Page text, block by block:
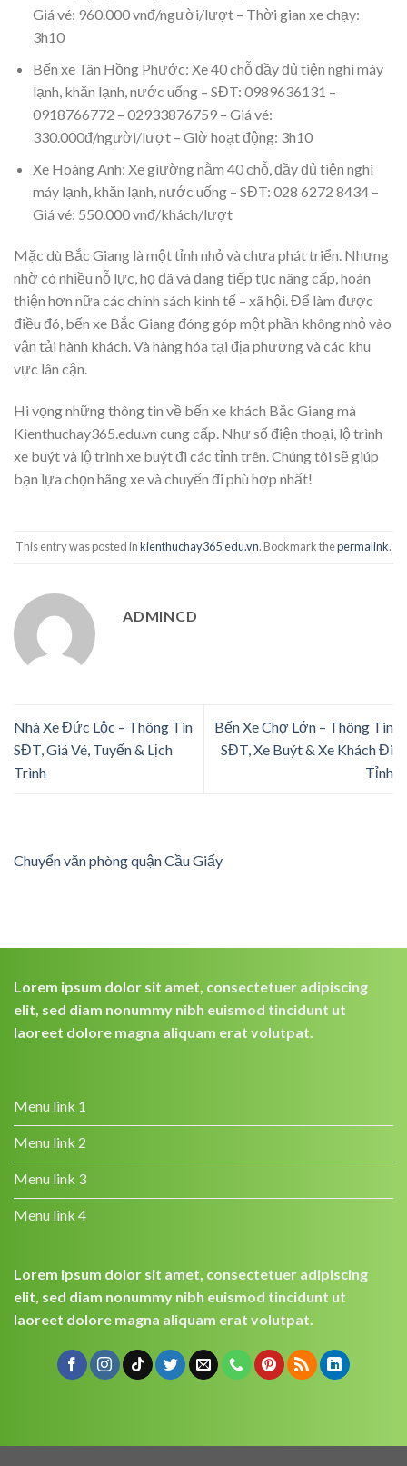
Giá vé: 960.000 vnđ/người/lượt – Thời gian xe chạy:
3h10
Bến xe Tân Hồng Phước: Xe 40 chỗ đầy đủ tiện nghi máy
lạnh, khăn lạnh, nước uống – SĐT: 0989636131 –
0918766772 – 02933876759 – Giá vé:
330.000đ/người/lượt – Giờ hoạt động: 3h10
Xe Hoàng Anh: Xe giường nằm 40 chỗ, đầy đủ tiện nghi
máy lạnh, khăn lạnh, nước uống – SĐT: 028 6272 8434 –
Giá vé: 550.000 vnđ/khách/lượt
Mặc dù Bắc Giang là một tỉnh nhỏ và chưa phát triển. Nhưng
nhờ có nhiều nỗ lực, họ đã và đang tiếp tục nâng cấp, hoàn
thiện hơn nữa các chính sách kinh tế – xã hội. Để làm được
điều đó, bến xe Bắc Giang đóng góp một phần không nhỏ vào
vận tải hành khách. Và hàng hóa tại địa phương và các khu
vực lân cận.
Hi vọng những thông tin về bến xe khách Bắc Giang mà
Kienthuchay365.edu.vn cung cấp. Như số điện thoại, lộ trình
xe buýt và lộ trình xe buýt đi các tỉnh trên. Chúng tôi sẽ giúp
bạn lựa chọn hãng xe và chuyến đi phù hợp nhất!
This entry was posted inkienthuchay365.edu.vn. Bookmark thepermalink.
ADMINCD
Nhà Xe Đức Lộc – Thông Tin
SĐT, Giá Vé, Tuyến & Lịch
Trình
Bến Xe Chợ Lớn – Thông Tin
SĐT, Xe Buýt & Xe Khách Đi
Tỉnh
Chuyển văn phòng quận Cầu Giấy
Lorem ipsum dolor sit amet, consectetuer adipiscing
elit, sed diam nonummy nibh euismod tincidunt ut
laoreet dolore magna aliquam erat volutpat.
Menu link 1
Menu link 2
Menu link 3
Menu link 4
Lorem ipsum dolor sit amet, consectetuer adipiscing
elit, sed diam nonummy nibh euismod tincidunt ut
laoreet dolore magna aliquam erat volutpat.